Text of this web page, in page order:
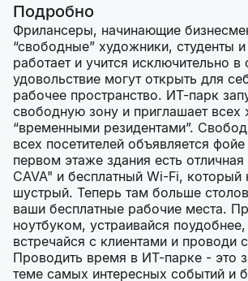
Подробно
Фрилансеры, начинающие
“свободные” художники, студенты и
работает и учится исключительно в
удовольствие могут открыть для
рабочее пространство. ИТ-парк
свободную зону и приглашает всех
“временными резидентами”.
всех посетителей объявляется
первом этаже здания есть
CAVA" и бесплатный Wi-Fi,
шустрый. Теперь там больше
ваши бесплатные рабочие места.
ноутбуком, устраивайся
встречайся с клиентами и проводи
Проводить время в ИТ-парке - это
теме самых интересных событий и